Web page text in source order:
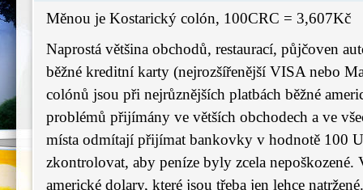
Měnou je Kostarický colón, 100CRC = 3,607Kč
Naprostá většina obchodů, restaurací, půjčoven
běžné kreditní karty (nejrozšířenější VISA nebo
colónů jsou při nejrůznějších platbách běžné
problémů přijímány ve větších obchodech a ve
místa odmítají přijímat bankovky v hodnotě 100
zkontrolovat, aby peníze byly zcela nepoškozené.
americké dolary, které jsou třeba jen lehce